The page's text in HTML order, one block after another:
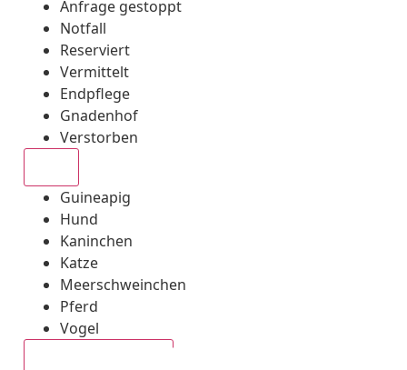
Anfrage gestoppt
Notfall
Reserviert
Vermittelt
Endpflege
Gnadenhof
Verstorben
Guineapig
Hund
Kaninchen
Katze
Meerschweinchen
Pferd
Vogel